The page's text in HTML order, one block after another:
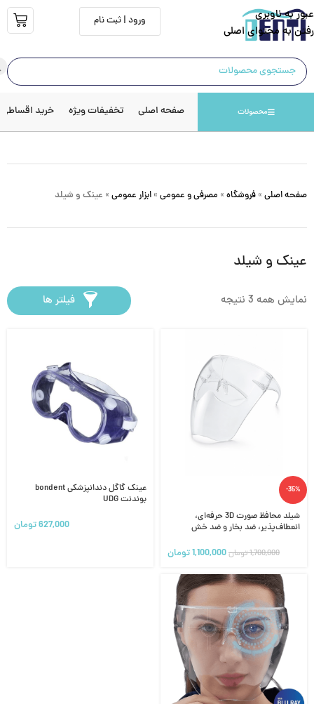
عبور به ناوبری
رفتن به محتوای اصلی
ورود | ثبت نام
محصولات صفحه اصلی تخفیفات ویژه خرید اقساطی
صفحه اصلی » فروشگاه » مصرفی و عمومی » ابزار عمومی » عینک و شیلد
عینک و شیلد
نمایش همه 3 نتیجه فیلتر ها
-35%
شیلد محافظ صورت 3D حرفه‌ای،
انعطاف‌پذیر، ضد بخار و ضد خش
1,700,000تومان1,100,000تومان
عینک گاگل دندانپزشکی bondent
بوندنت UDG
627,000تومان